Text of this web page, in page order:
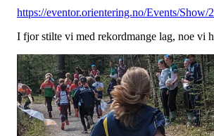
https://eventor.orientering.no/Events/Show/
I fjor stilte vi med rekordmange lag, noe vi